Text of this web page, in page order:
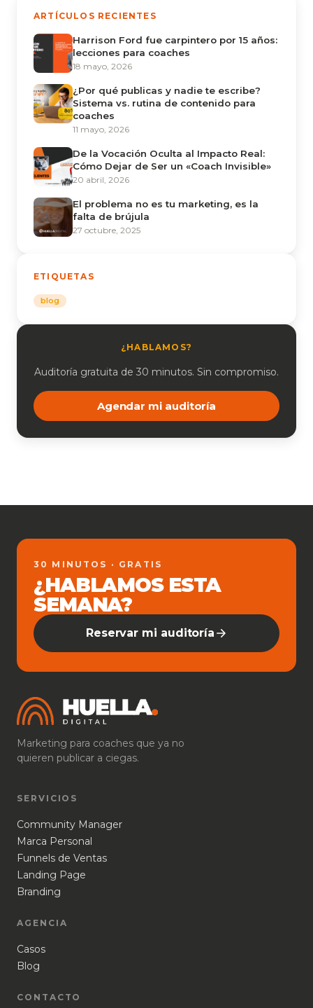
ARTÍCULOS RECIENTES
Harrison Ford fue carpintero por 15 años:
lecciones para coaches
18 mayo, 2026
¿Por qué publicas y nadie te escribe?
Sistema vs. rutina de contenido para
coaches
11 mayo, 2026
De la Vocación Oculta al Impacto Real:
Cómo Dejar de Ser un «Coach Invisible»
20 abril, 2026
El problema no es tu marketing, es la
falta de brújula
27 octubre, 2025
ETIQUETAS
blog
¿HABLAMOS?
Auditoría gratuita de 30 minutos. Sin compromiso.
Agendar mi auditoría
30 MINUTOS · GRATIS
¿HABLAMOS ESTA
SEMANA?
Reservar mi auditoría
Marketing para coaches que ya no
quieren publicar a ciegas.
SERVICIOS
Community Manager
Marca Personal
Funnels de Ventas
Landing Page
Branding
AGENCIA
Casos
Blog
CONTACTO